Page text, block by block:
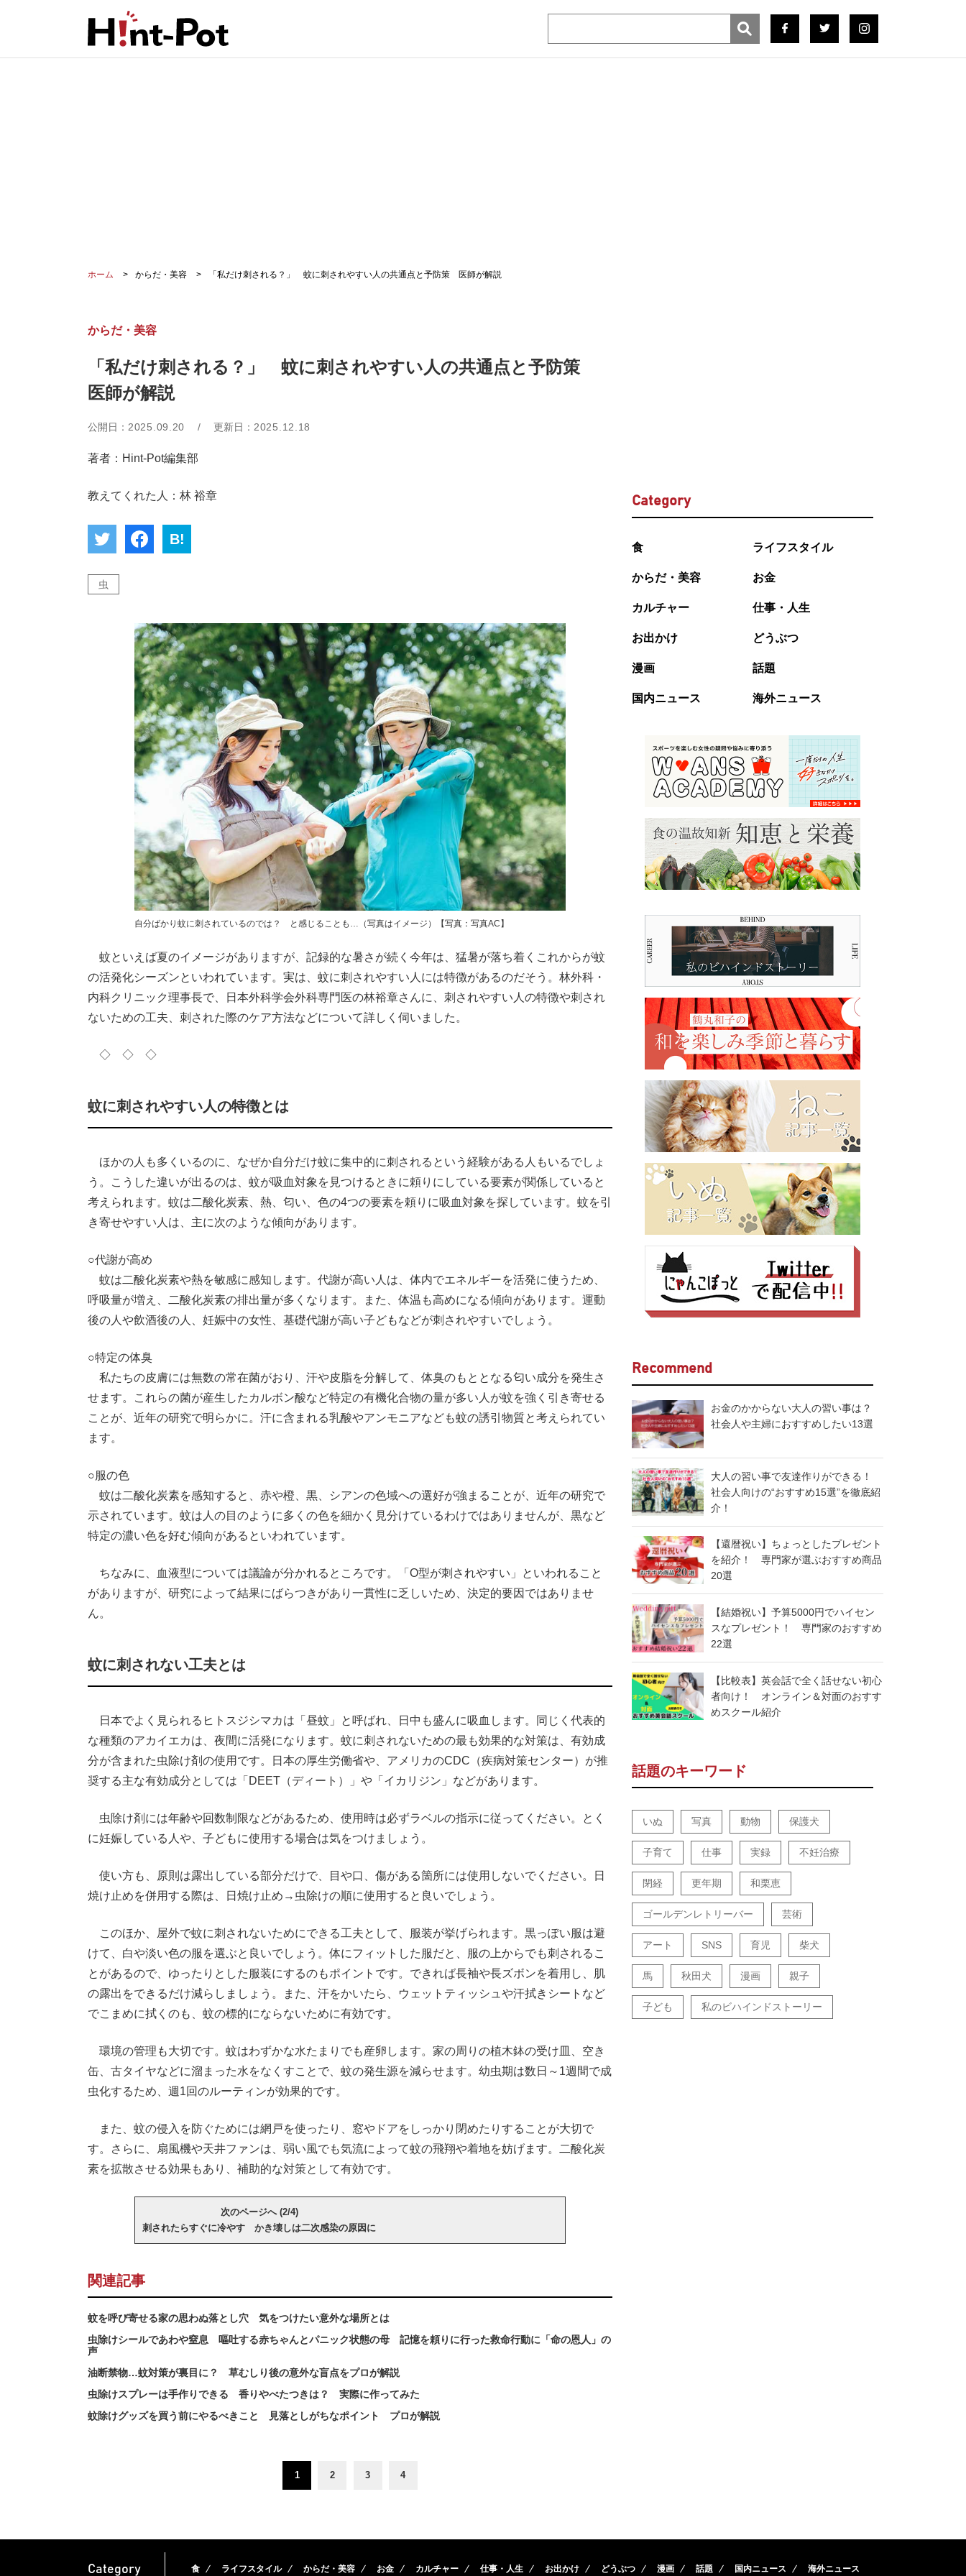
ホーム からだ・美容 「私だけ刺される？」 蚊に刺されやすい人の共通点と予防策 医師が解説
からだ・美容
「私だけ刺される？」 蚊に刺されやすい人の共通点と予防策
医師が解説
公開日： 2025.09.20 / 更新日： 2025.12.18
著者：Hint-Pot編集部
教えてくれた人：林 裕章
B!
虫
自分ばかり蚊に刺されているのでは？ と感じることも…（写真はイメージ）【写真：写真AC】
蚊といえば夏のイメージがありますが、記録的な暑さが続く今年は、猛暑が落ち着くこれからが蚊
の活発化シーズンといわれています。実は、蚊に刺されやすい人には特徴があるのだそう。林外科・
内科クリニック理事長で、日本外科学会外科専門医の林裕章さんに、刺されやすい人の特徴や刺され
ないための工夫、刺された際のケア方法などについて詳しく伺いました。
◇ ◇ ◇
蚊に刺されやすい人の特徴とは
ほかの人も多くいるのに、なぜか自分だけ蚊に集中的に刺されるという経験がある人もいるでしょ
う。こうした違いが出るのは、蚊が吸血対象を見つけるときに頼りにしている要素が関係していると
考えられます。蚊は二酸化炭素、熱、匂い、色の4つの要素を頼りに吸血対象を探しています。蚊を引
き寄せやすい人は、主に次のような傾向があります。
○代謝が高め
蚊は二酸化炭素や熱を敏感に感知します。代謝が高い人は、体内でエネルギーを活発に使うため、
呼吸量が増え、二酸化炭素の排出量が多くなります。また、体温も高めになる傾向があります。運動
後の人や飲酒後の人、妊娠中の女性、基礎代謝が高い子どもなどが刺されやすいでしょう。
○特定の体臭
私たちの皮膚には無数の常在菌がおり、汗や皮脂を分解して、体臭のもととなる匂い成分を発生さ
せます。これらの菌が産生したカルボン酸など特定の有機化合物の量が多い人が蚊を強く引き寄せる
ことが、近年の研究で明らかに。汗に含まれる乳酸やアンモニアなども蚊の誘引物質と考えられてい
ます。
○服の色
蚊は二酸化炭素を感知すると、赤や橙、黒、シアンの色域への選好が強まることが、近年の研究で
示されています。蚊は人の目のように多くの色を細かく見分けているわけではありませんが、黒など
特定の濃い色を好む傾向があるといわれています。
ちなみに、血液型については議論が分かれるところです。「O型が刺されやすい」といわれること
がありますが、研究によって結果にばらつきがあり一貫性に乏しいため、決定的要因ではありませ
ん。
蚊に刺されない工夫とは
日本でよく見られるヒトスジシマカは「昼蚊」と呼ばれ、日中も盛んに吸血します。同じく代表的
な種類のアカイエカは、夜間に活発になります。蚊に刺されないための最も効果的な対策は、有効成
分が含まれた虫除け剤の使用です。日本の厚生労働省や、アメリカのCDC（疾病対策センター）が推
奨する主な有効成分としては「DEET（ディート）」や「イカリジン」などがあります。
虫除け剤には年齢や回数制限などがあるため、使用時は必ずラベルの指示に従ってください。とく
に妊娠している人や、子どもに使用する場合は気をつけましょう。
使い方も、原則は露出している部分だけで、目や口、傷がある箇所には使用しないでください。日
焼け止めを併用する際は、日焼け止め→虫除けの順に使用すると良いでしょう。
このほか、屋外で蚊に刺されないためにできる工夫として、服装が挙げられます。黒っぽい服は避
けて、白や淡い色の服を選ぶと良いでしょう。体にフィットした服だと、服の上からでも刺されるこ
とがあるので、ゆったりとした服装にするのもポイントです。できれば長袖や長ズボンを着用し、肌
の露出をできるだけ減らしましょう。また、汗をかいたら、ウェットティッシュや汗拭きシートなど
でこまめに拭くのも、蚊の標的にならないために有効です。
環境の管理も大切です。蚊はわずかな水たまりでも産卵します。家の周りの植木鉢の受け皿、空き
缶、古タイヤなどに溜まった水をなくすことで、蚊の発生源を減らせます。幼虫期は数日～1週間で成
虫化するため、週1回のルーティンが効果的です。
また、蚊の侵入を防ぐためには網戸を使ったり、窓やドアをしっかり閉めたりすることが大切で
す。さらに、扇風機や天井ファンは、弱い風でも気流によって蚊の飛翔や着地を妨げます。二酸化炭
素を拡散させる効果もあり、補助的な対策として有効です。
次のページへ (2/4)
刺されたらすぐに冷やす かき壊しは二次感染の原因に
関連記事
蚊を呼び寄せる家の思わぬ落とし穴 気をつけたい意外な場所とは
虫除けシールであわや窒息 嘔吐する赤ちゃんとパニック状態の母 記憶を頼りに行った救命行動に「命の恩人」の
声
油断禁物…蚊対策が裏目に？ 草むしり後の意外な盲点をプロが解説
虫除けスプレーは手作りできる 香りやべたつきは？ 実際に作ってみた
蚊除けグッズを買う前にやるべきこと 見落としがちなポイント プロが解説
1 2 3 4
Category
食 ライフスタイル
からだ・美容 お金
カルチャー 仕事・人生
お出かけ どうぶつ
漫画 話題
国内ニュース 海外ニュース
Recommend
お金のかからない大人の習い事は？
社会人や主婦におすすめしたい13選
大人の習い事で友達作りができる！
社会人向けの“おすすめ15選”を徹底紹
介！
【還暦祝い】ちょっとしたプレゼント
を紹介！ 専門家が選ぶおすすめ商品
20選
【結婚祝い】予算5000円でハイセン
スなプレゼント！ 専門家のおすすめ
22選
【比較表】英会話で全く話せない初心
者向け！ オンライン＆対面のおすす
めスクール紹介
話題のキーワード
いぬ 写真 動物 保護犬
子育て 仕事 実録 不妊治療
閉経 更年期 和栗恵
ゴールデンレトリーバー 芸術
アート SNS 育児 柴犬
馬 秋田犬 漫画 親子
子ども 私のビハインドストーリー
Category 食 ライフスタイル からだ・美容 お金 カルチャー 仕事・人生 お出かけ どうぶつ 漫画 話題 国内ニュース 海外ニュース